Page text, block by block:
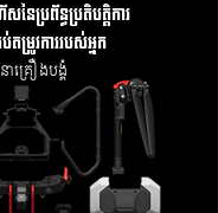
សនៃប្រព័ន្ធប្រតិបត្តិការ
ម្រូវការរបស់អ្នក
ាគ្រឿងបង្គំ